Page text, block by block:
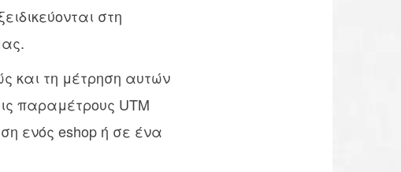
στη
και τη μέτρηση αυτών
παραμέτρους UTM
ενός eshop ή σε ένα